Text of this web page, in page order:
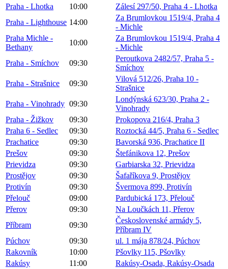
Praha - Lhotka
10:00
Zálesí 297/50, Praha 4 - Lhotka
Praha - Lighthouse 14:00
Za Brumlovkou 1519/4, Praha 4
- Michle
Praha Michle -
Bethany
10:00
Za Brumlovkou 1519/4, Praha 4
- Michle
Praha - Smíchov
09:30
Peroutkova 2482/57, Praha 5 -
Smíchov
Praha - Strašnice
09:30
Vilová 512/26, Praha 10 -
Strašnice
Praha - Vinohrady 09:30
Londýnská 623/30, Praha 2 -
Vinohrady
Praha - Žižkov
09:30
Prokopova 216/4, Praha 3
Praha 6 - Sedlec
09:30
Roztocká 44/5, Praha 6 - Sedlec
Prachatice
09:30
Bavorská 936, Prachatice II
Prešov
09:30
Štefánikova 12, Prešov
Prievidza
09:30
Garbiarska 32, Prievidza
Prostějov
09:30
Šafaříkova 9, Prostějov
Protivín
09:30
Švermova 899, Protivín
Přelouč
09:00
Pardubická 173, Přelouč
Přerov
09:30
Na Loučkách 11, Přerov
Příbram
09:30
Československé armády 5,
Příbram IV
Púchov
09:30
ul. 1 mája 878/24, Púchov
Rakovník
10:00
Pšovlky 115, Pšovlky
Rakúsy
11:00
Rakúsy-Osada, Rakúsy-Osada